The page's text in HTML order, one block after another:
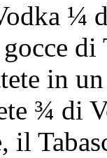
¼
in
¾ di
il